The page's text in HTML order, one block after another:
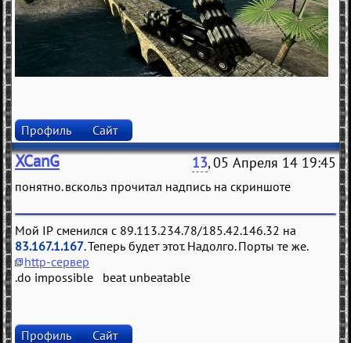
Профиль Сайт
XCanG 13, 05 Апреля 14 19:45
понятно. вскольз прочитал надпись на скриншоте
Мой IP сменился с 89.113.234.78/185.42.146.32 на
83.167.1.167. Теперь будет этот. Надолго. Порты те же.
http-сервер
.do impossible beat unbeatable
Профиль Сайт